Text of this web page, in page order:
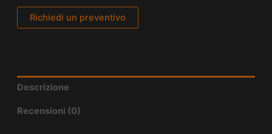
Richiedi un preventivo
Descrizione
Recensioni (0)